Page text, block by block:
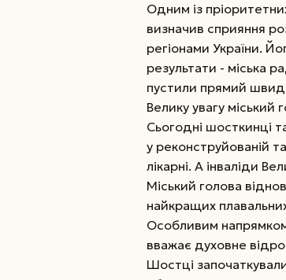
Одним із
визначив сприяння
регіонами України.
результати - міська
пустили прямий
Велику увагу міський
Сьогодні шосткинці
у реконструйованій
лікарні. А інваліди
Міський голова
найкращих
Особливим
вважає духовне
Шостці